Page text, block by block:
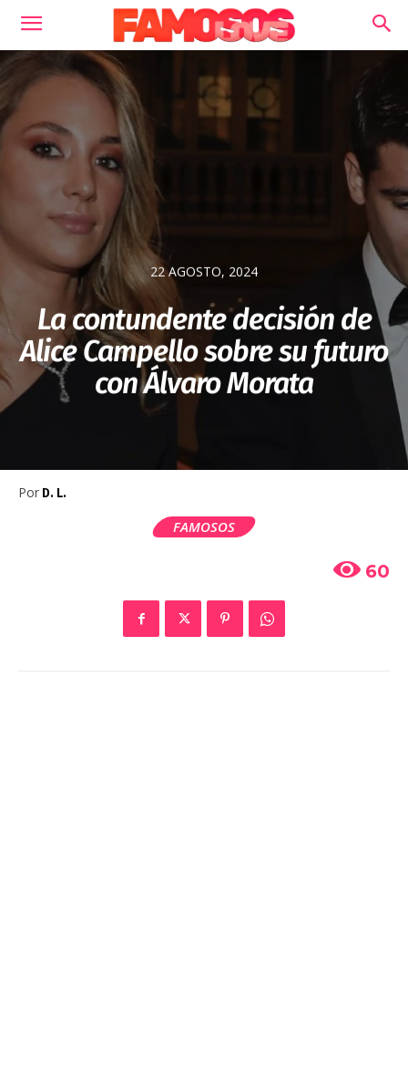
22 AGOSTO, 2024
La contundente decisión de
Alice Campello sobre su futuro
con Álvaro Morata
Por D. L.
FAMOSOS
60